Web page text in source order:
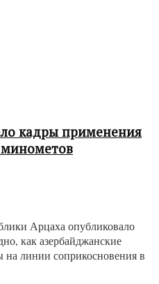
кадры применения
Арцаха опубликовало
как азербайджанские
линии соприкосновения в